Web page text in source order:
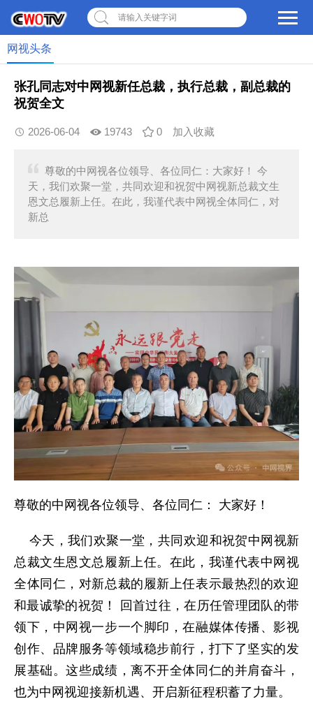
请输入关键字词
网视头条
张孔同志对中网视新任总裁，执行总裁，副总裁的
祝贺全文
2026-06-04 19743 0 加入收藏
尊敬的中网视各位领导、各位同仁：大家好！ 今
天，我们欢聚一堂，共同欢迎和祝贺中网视新总裁文生
恩文总履新上任。在此，我谨代表中网视全体同仁，对
新总
尊敬的中网视各位领导、各位同仁： 大家好！
今天，我们欢聚一堂，共同欢迎和祝贺中网视新
总裁文生恩文总履新上任。在此，我谨代表中网视
全体同仁，对新总裁的履新上任表示最热烈的欢迎
和最诚挚的祝贺！ 回首过往，在历任管理团队的带
领下，中网视一步一个脚印，在融媒体传播、影视
创作、品牌服务等领域稳步前行，打下了坚实的发
展基础。这些成绩，离不开全体同仁的并肩奋斗，
也为中网视迎接新机遇、开启新征程积蓄了力量。